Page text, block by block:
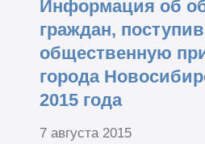
Информация об
граждан,
общественную
города
2015 года
7 августа 2015